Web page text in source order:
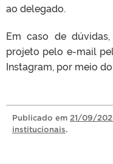
ao delegado.
Em caso de
projeto pelo e-mail
Instagram, por meio
Publicado em 21/09/
institucionais.